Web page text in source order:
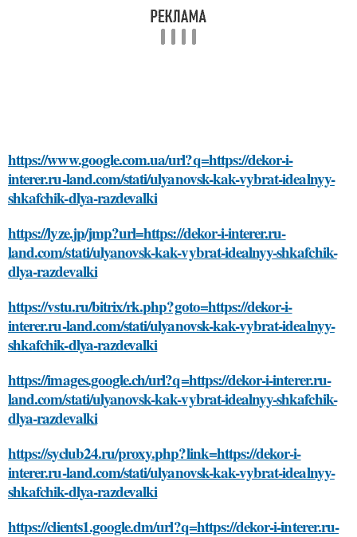
https://www.google.com.ua/url?q=https://dekor-i-
interer.ru-land.com/stati/ulyanovsk-kak-vybrat-idealnyy-
shkafchik-dlya-razdevalki
https://lyze.jp/jmp?url=https://dekor-i-interer.ru-
land.com/stati/ulyanovsk-kak-vybrat-idealnyy-shkafchik-
dlya-razdevalki
https://vstu.ru/bitrix/rk.php?goto=https://dekor-i-
interer.ru-land.com/stati/ulyanovsk-kak-vybrat-idealnyy-
shkafchik-dlya-razdevalki
https://images.google.ch/url?q=https://dekor-i-interer.ru-
land.com/stati/ulyanovsk-kak-vybrat-idealnyy-shkafchik-
dlya-razdevalki
https://syclub24.ru/proxy.php?link=https://dekor-i-
interer.ru-land.com/stati/ulyanovsk-kak-vybrat-idealnyy-
shkafchik-dlya-razdevalki
https://clients1.google.dm/url?q=https://dekor-i-interer.ru-